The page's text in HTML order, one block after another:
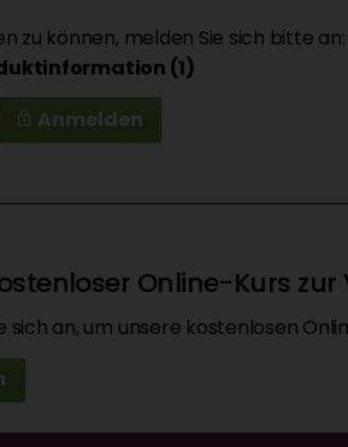
zu können, melden Sie sich bitte an:
(1)
lock_outline Anmelden
Online-Kurs
sich an, um unsere kostenlosen